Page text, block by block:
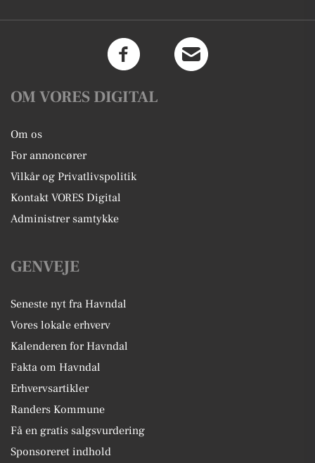
OM VORES DIGITAL
Om os
For annoncører
Vilkår og Privatlivspolitik
Kontakt VORES Digital
Administrer samtykke
GENVEJE
Seneste nyt fra Havndal
Vores lokale erhverv
Kalenderen for Havndal
Fakta om Havndal
Erhvervsartikler
Randers Kommune
Få en gratis salgsvurdering
Sponsoreret indhold